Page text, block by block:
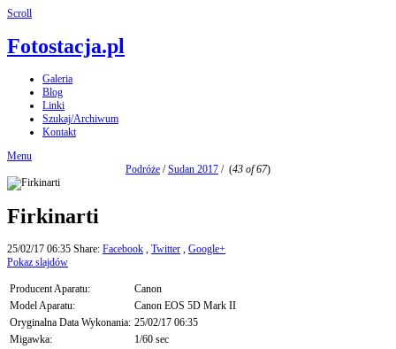
Scroll
Fotostacja.pl
Galeria
Blog
Linki
Szukaj/Archiwum
Kontakt
Menu
Podróże /Sudan 2017 / (43 of 67)
Firkinarti
25/02/17 06:35 Share: Facebook , Twitter , Google+
Pokaz slajdów
Producent Aparatu:
Canon
Model Aparatu:
Canon EOS 5D Mark II
Oryginalna Data Wykonania: 25/02/17 06:35
Migawka:
1/60 sec